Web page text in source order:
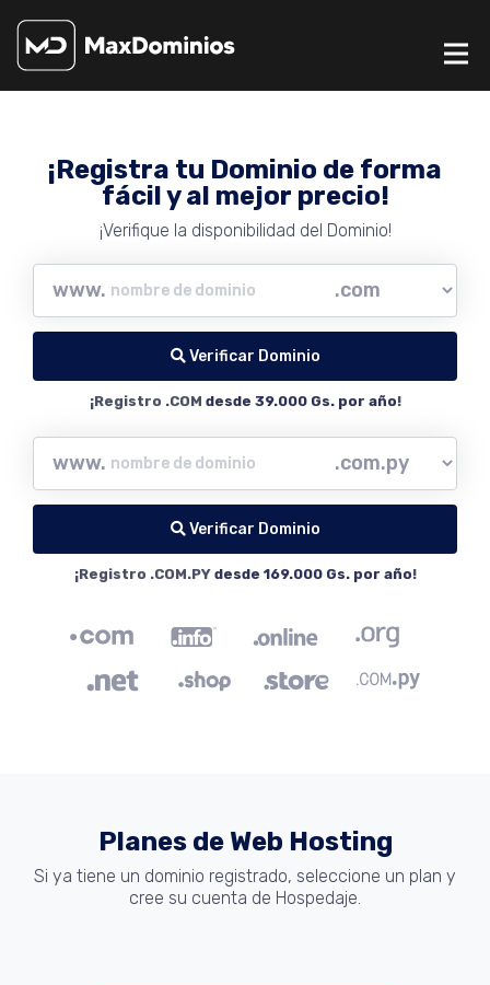
¡Registra tu Dominio de forma
fácil y al mejor precio!
¡Verifique la disponibilidad del Dominio!
www.
Verificar Dominio
¡Registro .COM desde 39.000 Gs. por año!
www.
Verificar Dominio
¡Registro .COM.PY desde 169.000 Gs. por año!
Planes de Web Hosting
Si ya tiene un dominio registrado, seleccione un plan y
cree su cuenta de Hospedaje.